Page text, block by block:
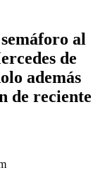
al
de
además
de reciente